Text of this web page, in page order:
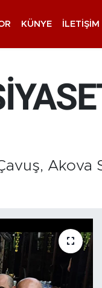
KÜNYE İLETIŞIM
Akova